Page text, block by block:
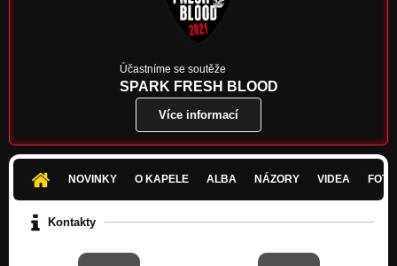
Účastníme se soutěže
SPARK FRESH BLOOD
Více informací
NOVINKY O KAPELE ALBA NÁZORY VIDEA
Kontakty